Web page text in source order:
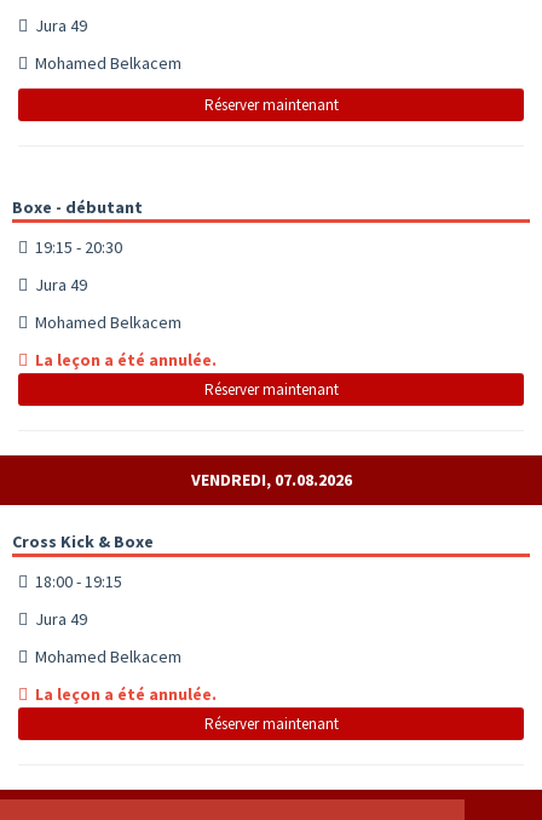
Jura 49
Mohamed Belkacem
Réserver maintenant
Boxe - débutant
19:15 - 20:30
Jura 49
Mohamed Belkacem
La leçon a été annulée.
Réserver maintenant
VENDREDI, 07.08.2026
Cross Kick & Boxe
18:00 - 19:15
Jura 49
Mohamed Belkacem
La leçon a été annulée.
Réserver maintenant